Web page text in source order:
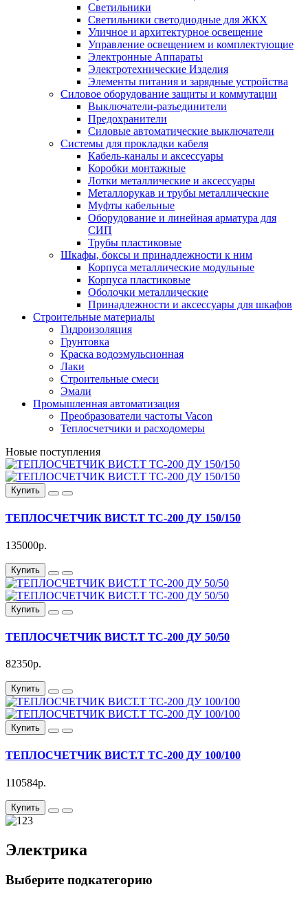
Светильники
Светильники светодиодные для ЖКХ
Уличное и архитектурное освещение
Управление освещением и комплектующие
Электронные Аппараты
Электротехнические Изделия
Элементы питания и зарядные устройства
Силовое оборудование защиты и коммутации
Выключатели-разъединители
Предохранители
Силовые автоматические выключатели
Системы для прокладки кабеля
Кабель-каналы и аксессуары
Коробки монтажные
Лотки металлические и аксессуары
Металлорукав и трубы металлические
Муфты кабельные
Оборудование и линейная арматура для
СИП
Трубы пластиковые
Шкафы, боксы и принадлежности к ним
Корпуса металлические модульные
Корпуса пластиковые
Оболочки металлические
Принадлежности и аксессуары для шкафов
Строительные материалы
Гидроизоляция
Грунтовка
Краска водоэмульсионная
Лаки
Строительные смеси
Эмали
Промышленная автоматизация
Преобразователи частоты Vacon
Теплосчетчики и расходомеры
Новые поступления
Купить
ТЕПЛОСЧЕТЧИК ВИСТ.Т ТС-200 ДУ 150/150
135000р.
Купить
Купить
ТЕПЛОСЧЕТЧИК ВИСТ.Т ТС-200 ДУ 50/50
82350р.
Купить
Купить
ТЕПЛОСЧЕТЧИК ВИСТ.Т ТС-200 ДУ 100/100
110584р.
Купить
Электрика
Выберите подкатегорию